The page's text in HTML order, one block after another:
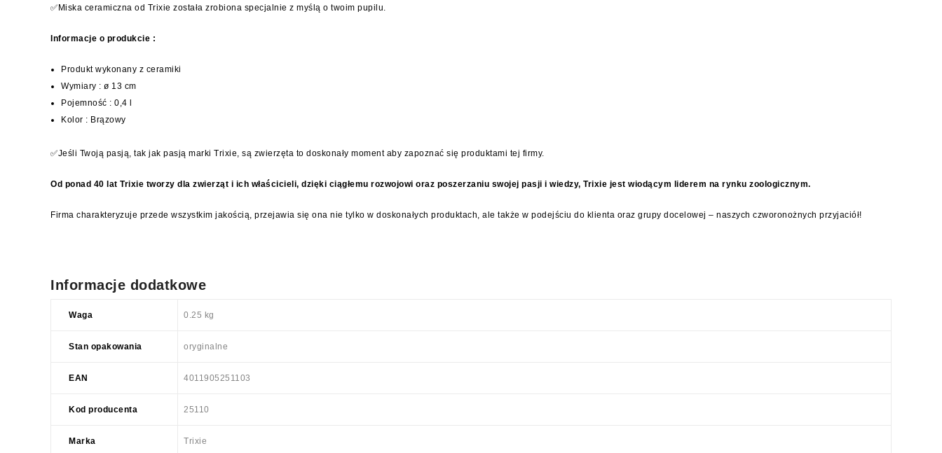
✅Miska ceramiczna od Trixie została zrobiona specjalnie z myślą o twoim pupilu.
Informacje o produkcie :
Produkt wykonany z ceramiki
Wymiary : ø 13 cm
Pojemność : 0,4 l
Kolor : Brązowy
✅Jeśli Twoją pasją, tak jak pasją marki Trixie, są zwierzęta to doskonały moment aby zapoznać się produktami tej firmy.
Od ponad 40 lat Trixie tworzy dla zwierząt i ich właścicieli, dzięki ciągłemu rozwojowi oraz poszerzaniu swojej pasji i wiedzy, Trixie jest wiodącym liderem na rynku zoologicznym.
Firma charakteryzuje przede wszystkim jakością, przejawia się ona nie tylko w doskonałych produktach, ale także w podejściu do klienta oraz grupy docelowej – naszych czworonożnych przyjaciół!
Informacje dodatkowe
Waga 0.25 kg
Stan opakowania oryginalne
EAN 4011905251103
Kod producenta 25110
Marka Trixie